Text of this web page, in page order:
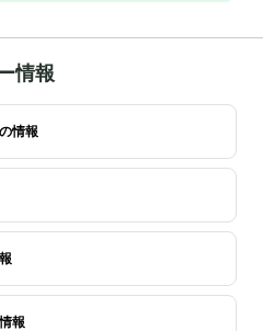
情報
情報
報